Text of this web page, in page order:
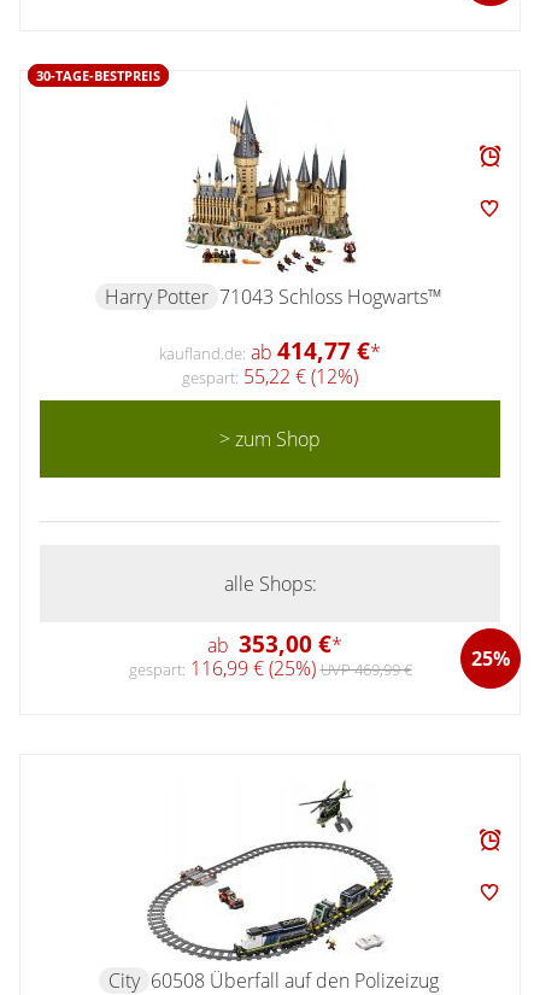
30-TAGE-BESTPREIS
Harry Potter 71043 Schloss Hogwarts™
kaufland.de: ab 414,77 €*
gespart: 55,22 € (12%)
> zum Shop
alle Shops:
ab 353,00 €* 25%
gespart: 116,99 € (25%)UVP 469,99 €
City 60508 Überfall auf den Polizeizug